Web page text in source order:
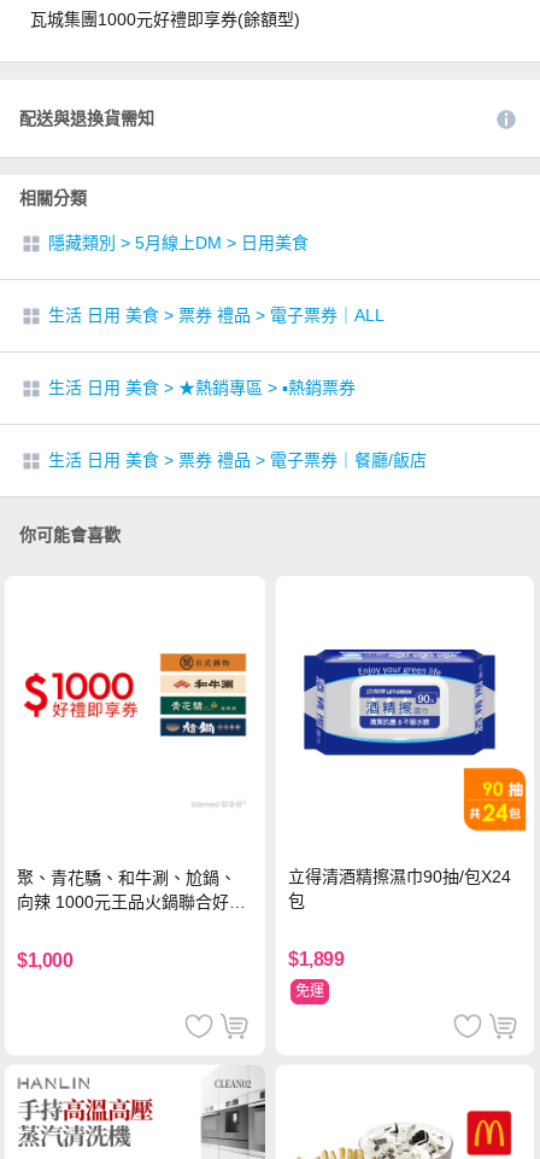
瓦城集團1000元好禮即享券(餘額型)
配送與退換貨需知
相關分類
隱藏類別 > 5月線上DM > 日用美食
生活 日用 美食 > 票券 禮品 > 電子票券｜ALL
生活 日用 美食 > ★熱銷專區 > ▪︎熱銷票券
生活 日用 美食 > 票券 禮品 > 電子票券｜餐廳/飯店
你可能會喜歡
聚、青花驕、和牛涮、尬鍋、
向辣 1000元王品火鍋聯合好禮
$1,000
立得清酒精擦濕巾90抽/包X24
包
$1,899
免運